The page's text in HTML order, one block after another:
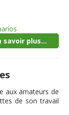
savoir plus...
aux amateurs de
de son travail